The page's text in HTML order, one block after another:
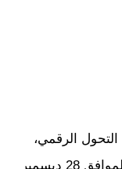
الرقمي،
وقّع بنك مصر والنيابة العامة يوم الأحد الموافق 28 ديسمبر